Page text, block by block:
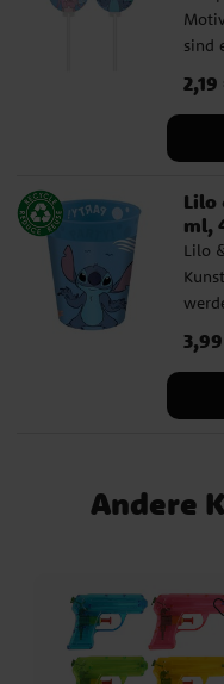
sind
cm.
Preis
2,19
Lilo
ml,
Lilo
eine
Preis
Andere